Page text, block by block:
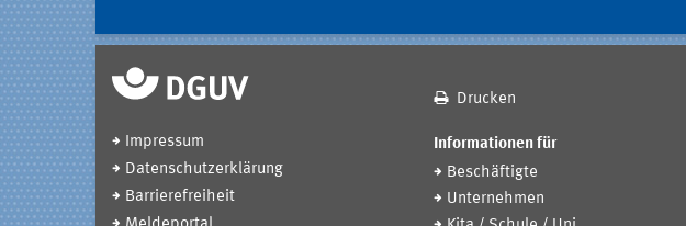
Drucken
Impressum
Datenschutzerklärung
Barrierefreiheit
Informationen für
Beschäftigte
Unternehmen